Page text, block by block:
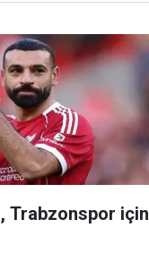
Trabzonspor için